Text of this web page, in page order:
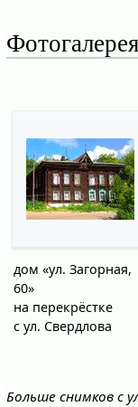
Фотогалерея
дом «ул. Загорная,
60»
на перекрёстке
с ул. Свердлова
Больше снимков с